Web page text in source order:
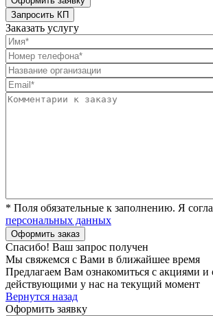
Заказать услугу
* Поля обязательные к заполнению. Я
персональных данных
Спасибо! Ваш запрос получен
Мы свяжемся с Вами в ближайшее время
Предлагаем Вам ознакомиться с акциями и
действующими у нас на текущий момент
Вернутся назад
Оформить заявку